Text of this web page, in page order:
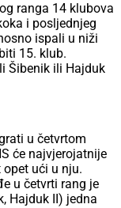
ranga 14 klubova
i posljednjeg
ispali u niži
15. klub.
Šibenik ili Hajduk
u četvrtom
će najvjerojatnije
ući u nju.
u četvrti rang je
Hajduk II) jedna